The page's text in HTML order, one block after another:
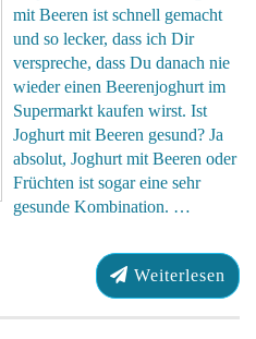
mit Beeren ist schnell gemacht
und so lecker, dass ich Dir
verspreche, dass Du danach nie
wieder einen Beerenjoghurt im
Supermarkt kaufen wirst. Ist
Joghurt mit Beeren gesund? Ja
absolut, Joghurt mit Beeren oder
Früchten ist sogar eine sehr
gesunde Kombination. …
Weiterlesen